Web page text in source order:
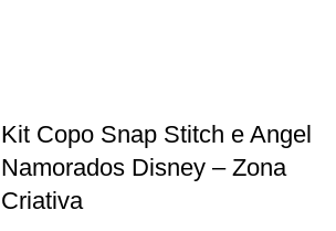
Kit Copo Snap Stitch e Angel
Namorados Disney – Zona
Criativa